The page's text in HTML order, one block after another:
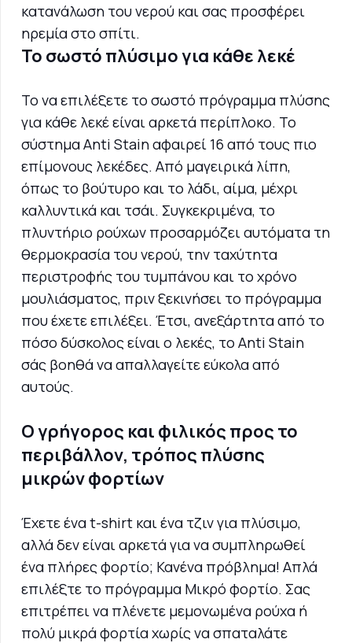
κατανάλωση του νερού και σας προσφέρει
ηρεμία στο σπίτι.
Το σωστό πλύσιμο για κάθε λεκέ
Το να επιλέξετε το σωστό πρόγραμμα πλύσης
για κάθε λεκέ είναι αρκετά περίπλοκο. Το
σύστημα Anti Stain αφαιρεί 16 από τους πιο
επίμονους λεκέδες. Από μαγειρικά λίπη,
όπως το βούτυρο και το λάδι, αίμα, μέχρι
καλλυντικά και τσάι. Συγκεκριμένα, το
πλυντήριο ρούχων προσαρμόζει αυτόματα τη
θερμοκρασία του νερού, την ταχύτητα
περιστροφής του τυμπάνου και το χρόνο
μουλιάσματος, πριν ξεκινήσει το πρόγραμμα
που έχετε επιλέξει. Έτσι, ανεξάρτητα από το
πόσο δύσκολος είναι ο λεκές, το Anti Stain
σάς βοηθά να απαλλαγείτε εύκολα από
αυτούς.
Ο γρήγορος και φιλικός προς το
περιβάλλον, τρόπος πλύσης
μικρών φορτίων
Έχετε ένα t-shirt και ένα τζιν για πλύσιμο,
αλλά δεν είναι αρκετά για να συμπληρωθεί
ένα πλήρες φορτίο; Κανένα πρόβλημα! Απλά
επιλέξτε το πρόγραμμα Μικρό φορτίο. Σας
επιτρέπει να πλένετε μεμονωμένα ρούχα ή
πολύ μικρά φορτία χωρίς να σπαταλάτε